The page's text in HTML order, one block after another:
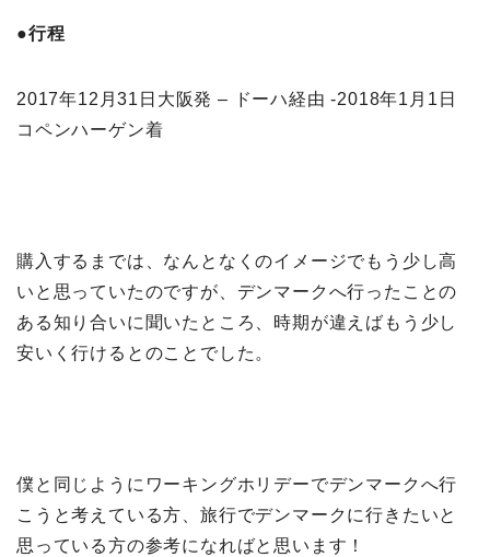
●行程
2017年12月31日大阪発 – ドーハ経由 -2018年1月1日
コペンハーゲン着
購入するまでは、なんとなくのイメージでもう少し高
いと思っていたのですが、デンマークへ行ったことの
ある知り合いに聞いたところ、時期が違えばもう少し
安いく行けるとのことでした。
僕と同じようにワーキングホリデーでデンマークへ行
こうと考えている方、旅行でデンマークに行きたいと
思っている方の参考になればと思います！